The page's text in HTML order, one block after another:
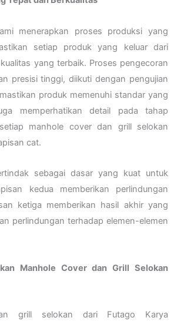
menerapkan proses produksi yang
setiap produk yang keluar dari
yang terbaik. Proses pengecoran
presisi tinggi, diikuti dengan pengujian
produk memenuhi standar yang
memperhatikan detail pada tahap
manhole cover dan grill selokan
cat.
sebagai dasar yang kuat untuk
kedua memberikan perlindungan
ketiga memberikan hasil akhir yang
perlindungan terhadap elemen-elemen
Manhole Cover dan Grill Selokan
grill selokan dari Futago Karya